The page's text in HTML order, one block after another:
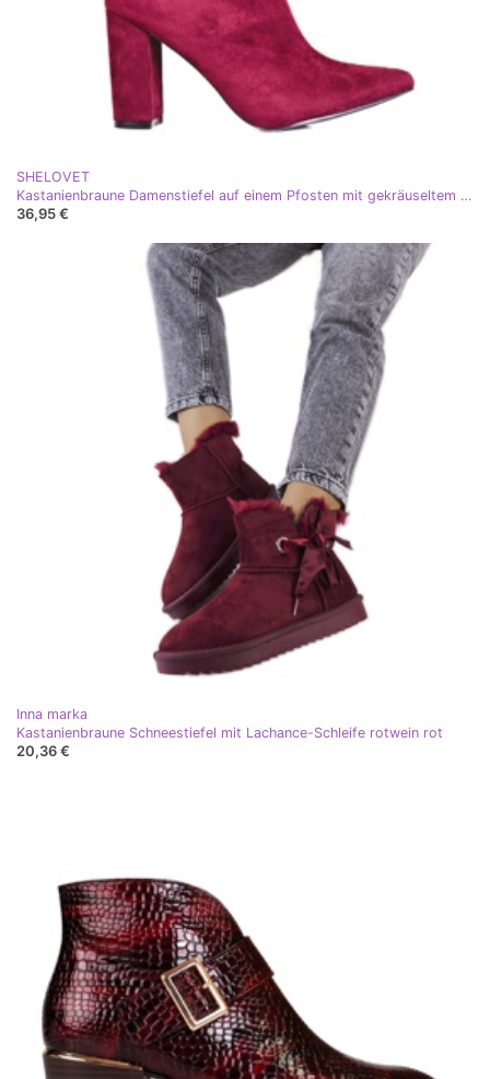
SHELOVET
Kastanienbraune Damenstiefel auf einem Pfosten mit gekräuseltem Shelovet-Obermaterial rotwein
36,95 €
Inna marka
Kastanienbraune Schneestiefel mit Lachance-Schleife rotwein rot
20,36 €